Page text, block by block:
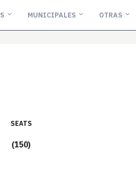
MUNICIPALES OTRAS
seats
(150)